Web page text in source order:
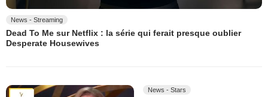
News - Streaming
Dead To Me sur Netflix : la série qui ferait presque oublier
Desperate Housewives
News - Stars